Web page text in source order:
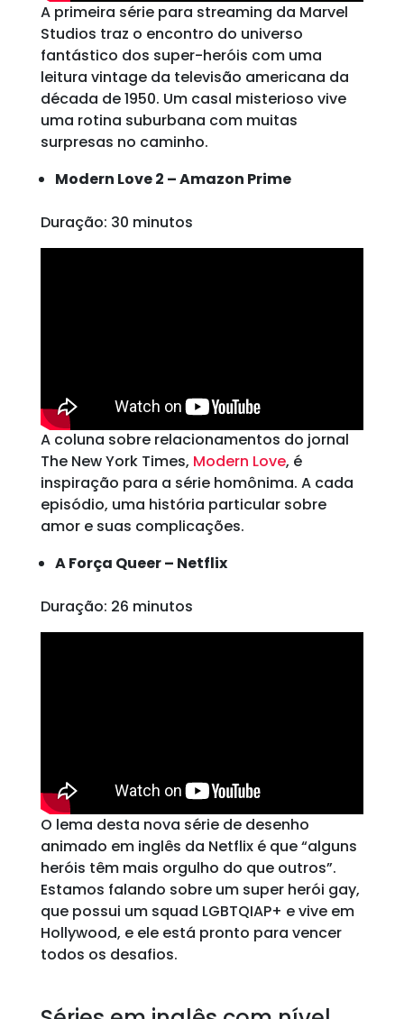
A primeira série para streaming da Marvel
Studios traz o encontro do universo
fantástico dos super-heróis com uma
leitura vintage da televisão americana da
década de 1950. Um casal misterioso vive
uma rotina suburbana com muitas
surpresas no caminho.
Modern Love 2 – Amazon Prime
Duração: 30 minutos
A coluna sobre relacionamentos do jornal
The New York Times, Modern Love, é
inspiração para a série homônima. A cada
episódio, uma história particular sobre
amor e suas complicações.
A Força Queer – Netflix
Duração: 26 minutos
O lema desta nova série de desenho
animado em inglês da Netflix é que “alguns
heróis têm mais orgulho do que outros”.
Estamos falando sobre um super herói gay,
que possui um squad LGBTQIAP+ e vive em
Hollywood, e ele está pronto para vencer
todos os desafios.